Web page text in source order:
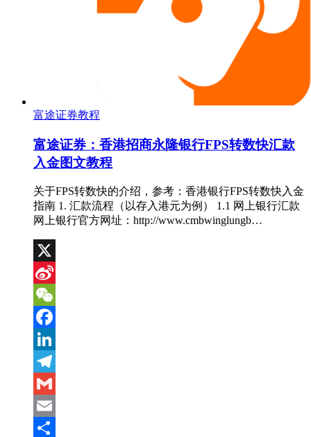
富途证券教程
富途证券：香港招商永隆银行FPS转数快汇款
入金图文教程
关于FPS转数快的介绍，参考：香港银行FPS转数快入金
指南 1. 汇款流程（以存入港元为例） 1.1 网上银行汇款
网上银行官方网址：http://www.cmbwinglungb…
X
Sina
Weibo
WeChat
Facebook
LinkedIn
Telegram
Gmail
Email